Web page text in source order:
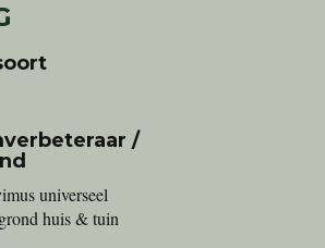
/
universeel
huis & tuin